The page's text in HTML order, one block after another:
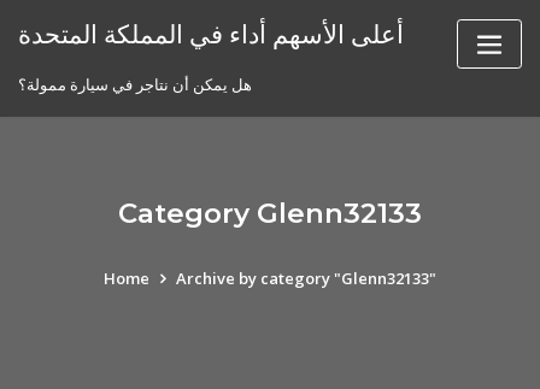
أعلى الأسهم أداء في المملكة المتحدة
هل يمكن أن نتاجر في سيارة ممولة؟
Category Glenn32133
Home Archive by category "Glenn32133"